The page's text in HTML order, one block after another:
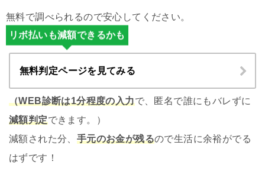
無料で調べられるので安心してください。
リボ払いも減額できるかも
無料判定ページを見てみる
（WEB診断は1分程度の入力で、匿名で誰にもバレずに
減額判定できます。）
減額された分、 手元のお金が残るので生活に余裕がでる
はずです！